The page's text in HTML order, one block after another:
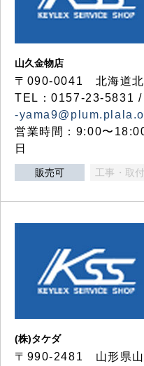
山久金物店
〒090-0041 北海道北
TEL：0157-23-5831
-
営業時間：9:00〜
日
販売可 工事・取
(株)タケダ
〒990-2481 山形県山